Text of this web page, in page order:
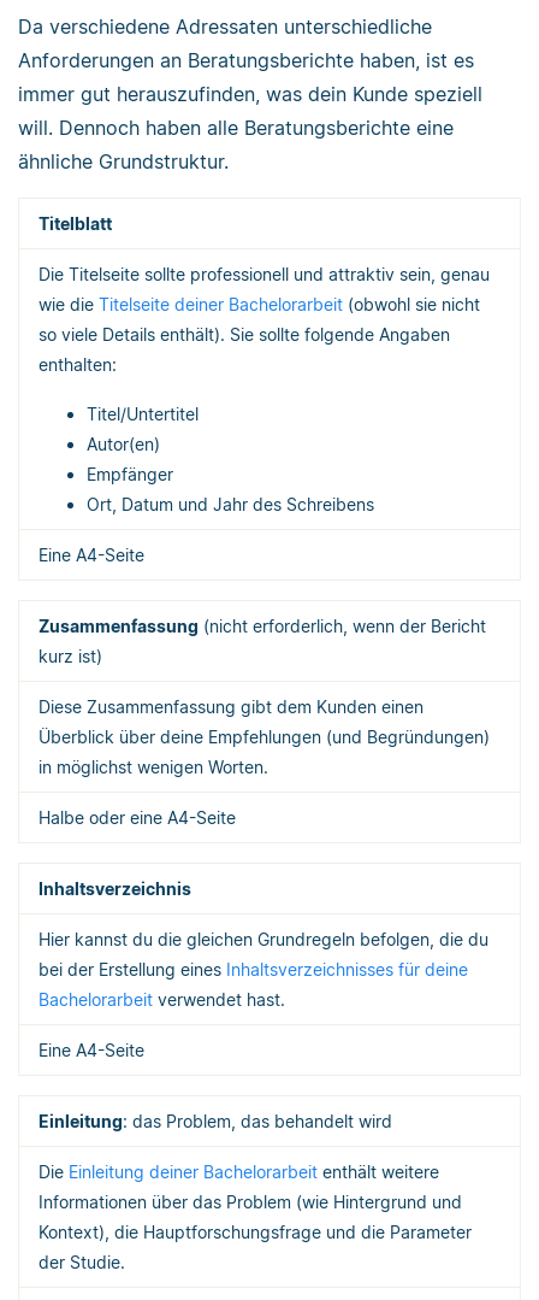
Da verschiedene Adressaten unterschiedliche
Anforderungen an Beratungsberichte haben, ist es
immer gut herauszufinden, was dein Kunde speziell
will. Dennoch haben alle Beratungsberichte eine
ähnliche Grundstruktur.
Titelblatt
Die Titelseite sollte professionell und attraktiv sein, genau
wie die Titelseite deiner Bachelorarbeit (obwohl sie nicht
so viele Details enthält). Sie sollte folgende Angaben
enthalten:
Titel/Untertitel
Autor(en)
Empfänger
Ort, Datum und Jahr des Schreibens
Eine A4-Seite
Zusammenfassung (nicht erforderlich, wenn der Bericht
kurz ist)
Diese Zusammenfassung gibt dem Kunden einen
Überblick über deine Empfehlungen (und Begründungen)
in möglichst wenigen Worten.
Halbe oder eine A4-Seite
Inhaltsverzeichnis
Hier kannst du die gleichen Grundregeln befolgen, die du
bei der Erstellung eines Inhaltsverzeichnisses für deine
Bachelorarbeit verwendet hast.
Eine A4-Seite
Einleitung: das Problem, das behandelt wird
Die Einleitung deiner Bachelorarbeit enthält weitere
Informationen über das Problem (wie Hintergrund und
Kontext), die Hauptforschungsfrage und die Parameter
der Studie.